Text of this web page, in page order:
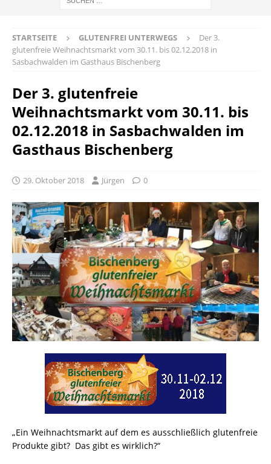
STARTSEITE GLUTENFREI UNTERWEGS
Der 3.
glutenfreie Weihnachtsmarkt vom 30.11. bis 02.12.2018 in
Sasbachwalden im Gasthaus Bischenberg
Der 3. glutenfreie
Weihnachtsmarkt vom 30.11. bis
02.12.2018 in Sasbachwalden im
Gasthaus Bischenberg
29. Oktober 2018 Jürgen 0
„Ein Weihnachtsmarkt auf dem es ausschließlich glutenfreie
Produkte gibt? Das gibt es wirklich?“